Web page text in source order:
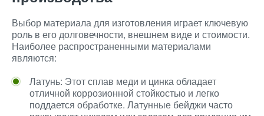
Выбор материала для изготовления играет ключевую
роль в его долговечности, внешнем виде и стоимости.
Наиболее распространенными материалами
являются:
Латунь: Этот сплав меди и цинка обладает
отличной коррозионной стойкостью и легко
поддается обработке. Латунные бейджи часто